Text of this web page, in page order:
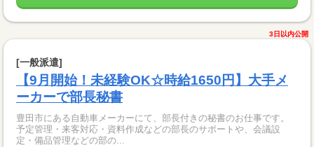
3日以内公開
[一般派遣]
【9月開始！未経験OK☆時給1650円】大手メ
ーカーで部長秘書
豊田市にある自動車メーカーにて、部長付きの秘書のお仕事です。
予定管理・来客対応・資料作成などの部長のサポートや、会議設
定・備品管理などの部の...